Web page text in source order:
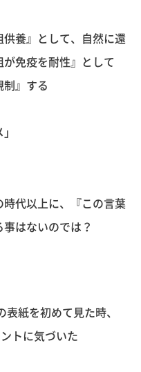
供養』として、自然に還
免疫を耐性』として
制』する
時代以上に、『この言葉
はないのでは？
紙を初めて見た時、
トに気づいた